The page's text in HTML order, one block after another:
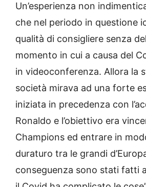
Un’esperienza non
che nel periodo in questione
qualità di consigliere senza
momento in cui a causa del
in videoconferenza. Allora la
società mirava ad una forte
iniziata in precedenza con
Ronaldo e l’obiettivo era
Champions ed entrare in
duraturo tra le grandi
conseguenza sono stati fatti